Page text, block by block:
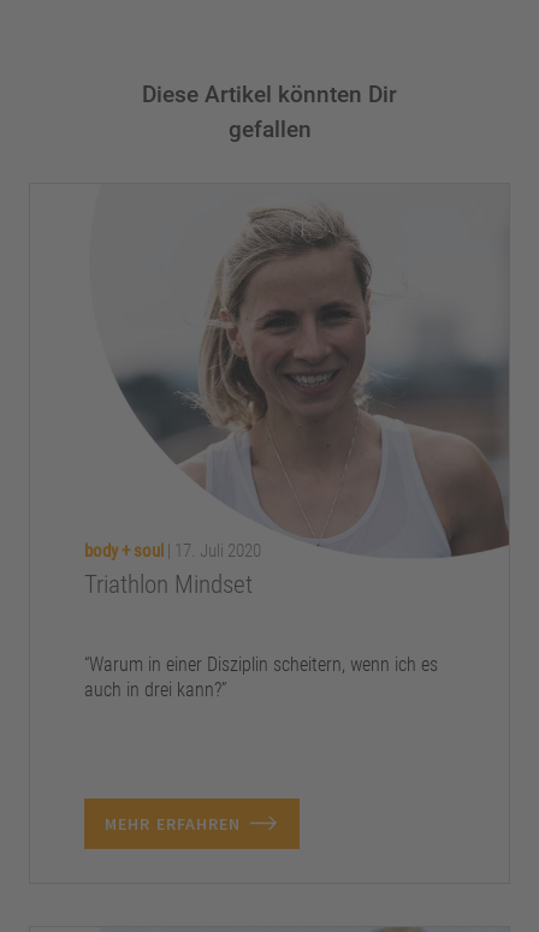
Diese Artikel könnten Dir
gefallen
body + soul | 17. Juli 2020
Triathlon Mindset
“Warum in einer Disziplin scheitern, wenn ich es
auch in drei kann?”
MEHR ERFAHREN